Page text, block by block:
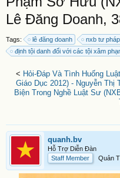
Lê Đăng Doanh,
Tags: lê đăng doanh nxb tư
định tội danh đối với các tội xâm
< Hỏi-Đáp Và Tình Huống
Giáo Dục 2012) - Nguyễn Thị
Biện Trong Nghề Luật Sư
quanh.bv
Hỗ Trợ Diễn Đàn
Staff Member
Quản